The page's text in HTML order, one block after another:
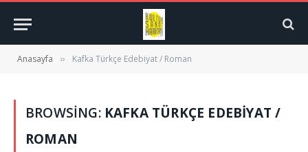
Anasayfa » Kafka Türkçe Edebiyat / Roman
BROWSING: KAFKA TÜRKÇE EDEBIYAT /
ROMAN